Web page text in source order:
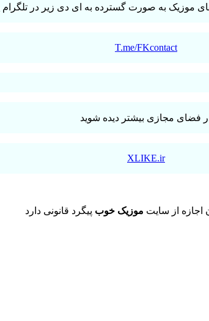
موزیک به صورت گسترده به ای دی زیر در تلگرام
T.me/FKcontact
فضای مجازی بیشتر دیده شوید
XLIKE.ir
از سایت موزیک خوب پیگرد قانونی دارد